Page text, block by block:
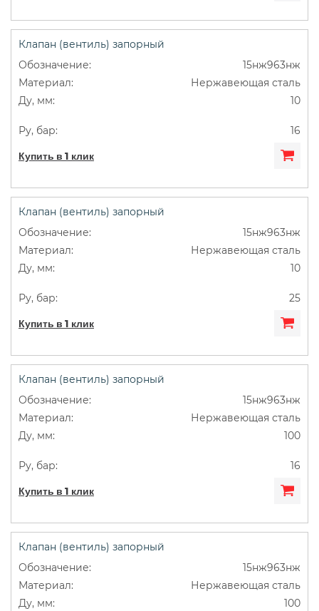
Клапан (вентиль) запорный
15нж963нж
Нержавеющая сталь
10
16
Купить в 1 клик
Клапан (вентиль) запорный
15нж963нж
Нержавеющая сталь
10
25
Купить в 1 клик
Клапан (вентиль) запорный
15нж963нж
Нержавеющая сталь
100
16
Купить в 1 клик
Клапан (вентиль) запорный
15нж963нж
Нержавеющая сталь
100